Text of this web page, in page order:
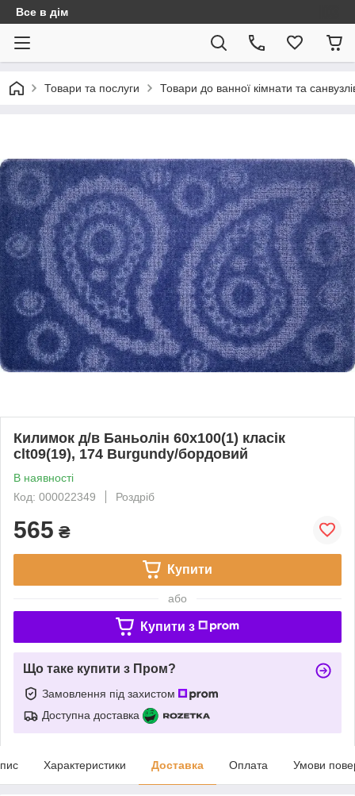
Все в дім
Товари та послуги Товари до ванної кімнати та
Килимок д/в Баньолін 60х100(1) класік
clt09(19), 174 Burgundy/бордовий
В наявності
Код: 000022349
Роздріб
565 ₴
Купити
або
Купити з
Що таке купити з Пром?
Замовлення під захистом
Доступна доставка
Характеристики Доставка Оплата Умови